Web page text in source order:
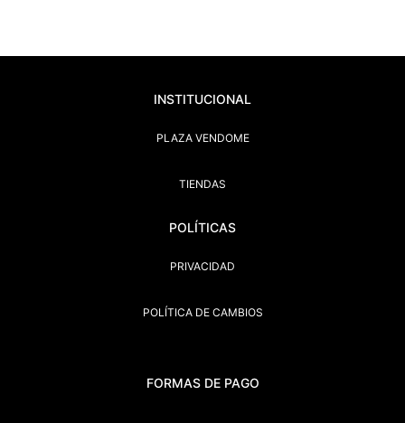
INSTITUCIONAL
PLAZA VENDOME
TIENDAS
POLÍTICAS
PRIVACIDAD
POLÍTICA DE CAMBIOS
FORMAS DE PAGO